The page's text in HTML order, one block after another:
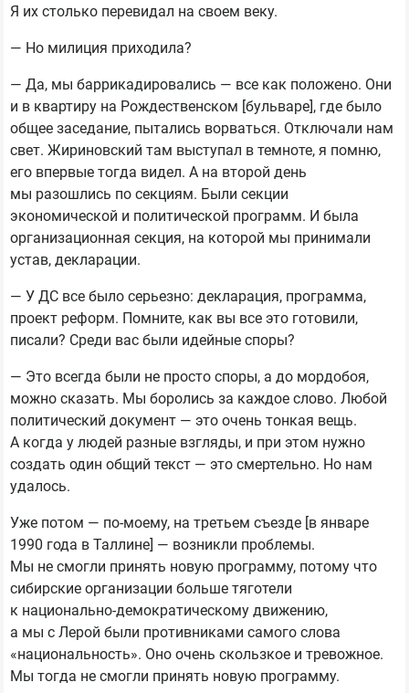
Я их столько перевидал на своем веку.
— Но милиция приходила?
— Да, мы баррикадировались — все как положено. Они
и в квартиру на Рождественском [бульваре], где было
общее заседание, пытались ворваться. Отключали нам
свет. Жириновский там выступал в темноте, я помню,
его впервые тогда видел. А на второй день
мы разошлись по секциям. Были секции
экономической и политической программ. И была
организационная секция, на которой мы принимали
устав, декларации.
— У ДС все было серьезно: декларация, программа,
проект реформ. Помните, как вы все это готовили,
писали? Среди вас были идейные споры?
— Это всегда были не просто споры, а до мордобоя,
можно сказать. Мы боролись за каждое слово. Любой
политический документ — это очень тонкая вещь.
А когда у людей разные взгляды, и при этом нужно
создать один общий текст — это смертельно. Но нам
удалось.
Уже потом — по-моему, на третьем съезде [в январе
1990 года в Таллине] — возникли проблемы.
Мы не смогли принять новую программу, потому что
сибирские организации больше тяготели
к национально-демократическому движению,
а мы с Лерой были противниками самого слова
«национальность». Оно очень скользкое и тревожное.
Мы тогда не смогли принять новую программу.